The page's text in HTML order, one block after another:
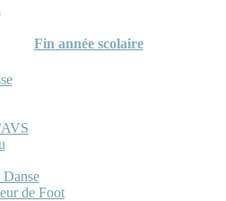
Fin année scolaire
de Foot